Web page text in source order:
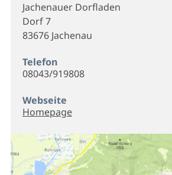
Jachenauer Dorfladen
Dorf 7
83676 Jachenau
Telefon
08043/919808
Webseite
Homepage